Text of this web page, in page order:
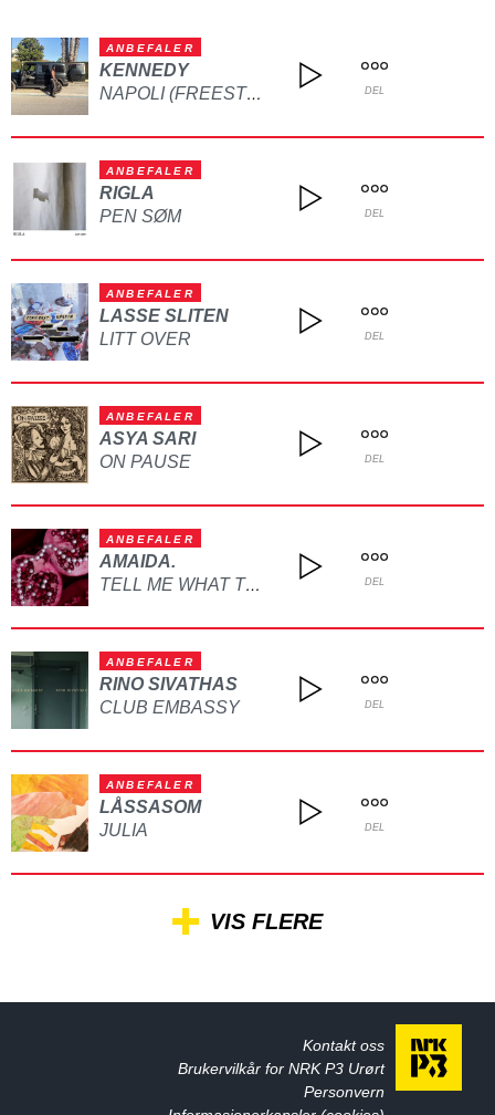
ANBEFALER
KENNEDY
NAPOLI (FREESTYLE) DEL
ANBEFALER
RIGLA
PEN SØM
DEL
ANBEFALER
LASSE SLITEN
LITT OVER
DEL
ANBEFALER
ASYA SARI
ON PAUSE
DEL
ANBEFALER
AMAIDA.
TELL ME WHAT TO DO DEL
ANBEFALER
RINO SIVATHAS
CLUB EMBASSY
DEL
ANBEFALER
LÅSSASOM
JULIA
DEL
VIS FLERE
Kontakt oss
Brukervilkår for NRK P3 Urørt
Personvern